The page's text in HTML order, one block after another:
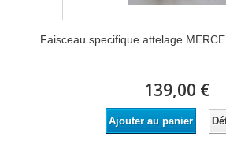
Faisceau specifique attelage
139,00 €
Ajouter au panier